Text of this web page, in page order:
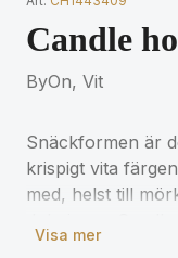
Candle
ByOn, Vit
Snäckformen är
krispigt vita
med, helst till
och kommer till
Visa mer